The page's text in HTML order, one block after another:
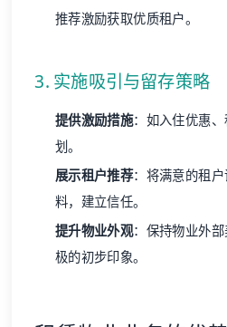
推荐激励获取优质租户。
3. 实施吸引与留存策略
提供激励措施：如入住优惠
划。
展示租户推荐：将满意的租
料，建立信任。
提升物业外观：保持物业外
极的初步印象。